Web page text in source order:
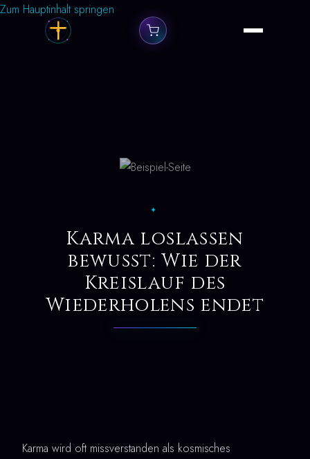
Zum Hauptinhalt springen
✦
Karma loslassen
bewusst: Wie der
Kreislauf des
Wiederholens endet
Karma wird oft missverstanden als kosmisches